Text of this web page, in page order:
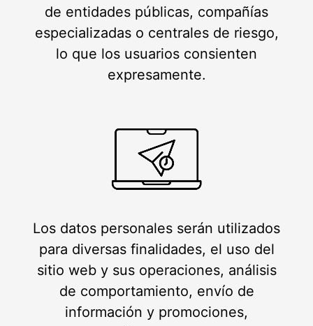
de entidades públicas, compañías
especializadas o centrales de riesgo,
lo que los usuarios consienten
expresamente.
Los datos personales serán utilizados
para diversas finalidades, el uso del
sitio web y sus operaciones, análisis
de comportamiento, envío de
información y promociones,